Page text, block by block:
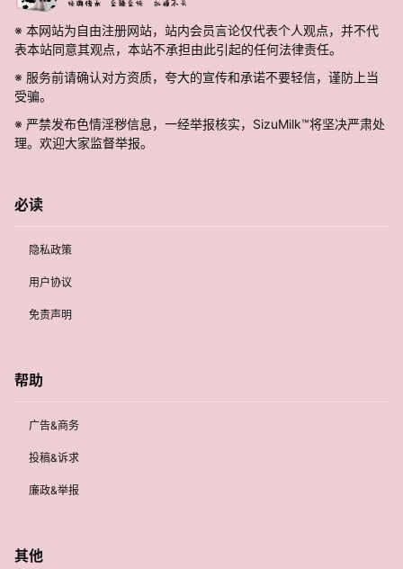
※ 本网站为自由注册网站，站内会员言论仅代表个人观点，并不代
表本站同意其观点，本站不承担由此引起的任何法律责任。
※ 服务前请确认对方资质，夸大的宣传和承诺不要轻信，谨防上当
受骗。
※ 严禁发布色情淫秽信息，一经举报核实，SizuMilk™将坚决严肃处
理。欢迎大家监督举报。
必读
隐私政策
用户协议
免责声明
帮助
广告&商务
投稿&诉求
廉政&举报
其他